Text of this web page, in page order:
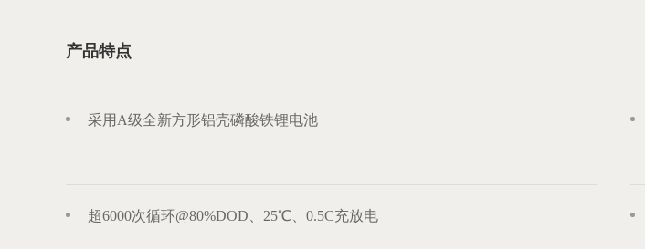
产品特点
采用A级全新方形铝壳磷酸铁锂电池
超6000次循环@80%DOD、25℃、0.5C充放电